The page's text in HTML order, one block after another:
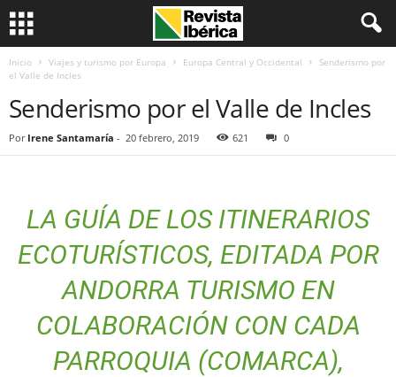
Inicio Viajes y turismo por Europa Europa Central y Occidental
Senderismo por
el Valle de Incles
Senderismo por el Valle de Incles
Por Irene Santamaría - 20 febrero, 2019 621 0
LA GUÍA DE LOS ITINERARIOS
ECOTURÍSTICOS, EDITADA POR
ANDORRA TURISMO EN
COLABORACIÓN CON CADA
PARROQUIA (COMARCA),